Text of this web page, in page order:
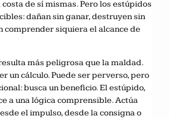
de sí mismas. Pero los estúpidos
dañan sin ganar, destruyen sin
comprender siquiera el alcance de
más peligrosa que la maldad.
un cálculo. Puede ser perverso, pero
busca un beneficio. El estúpido,
a una lógica comprensible. Actúa
el impulso, desde la consigna o